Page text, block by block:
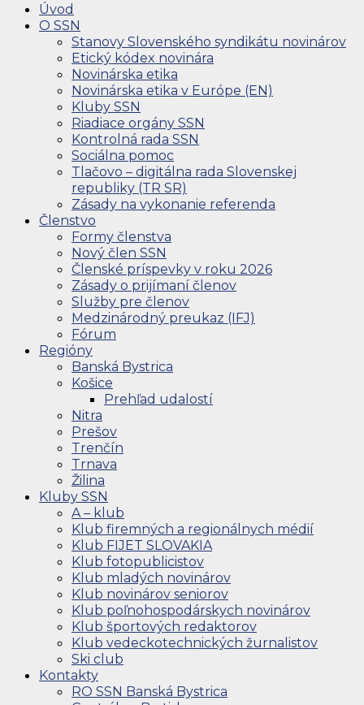
Úvod
O SSN
Stanovy Slovenského syndikátu novinárov
Etický kódex novinára
Novinárska etika
Novinárska etika v Európe (EN)
Kluby SSN
Riadiace orgány SSN
Kontrolná rada SSN
Sociálna pomoc
Tlačovo – digitálna rada Slovenskej
republiky (TR SR)
Zásady na vykonanie referenda
Členstvo
Formy členstva
Nový člen SSN
Členské príspevky v roku 2026
Zásady o prijímaní členov
Služby pre členov
Medzinárodný preukaz (IFJ)
Fórum
Regióny
Banská Bystrica
Košice
Prehľad udalostí
Nitra
Prešov
Trenčín
Trnava
Žilina
Kluby SSN
A – klub
Klub firemných a regionálnych médií
Klub FIJET SLOVAKIA
Klub fotopublicistov
Klub mladých novinárov
Klub novinárov seniorov
Klub poľnohospodárskych novinárov
Klub športových redaktorov
Klub vedeckotechnických žurnalistov
Ski club
Kontakty
RO SSN Banská Bystrica